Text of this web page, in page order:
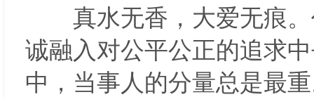
真水无香，大爱无痕。
诚融入对公平公正的追求
中，当事人的分量总是最